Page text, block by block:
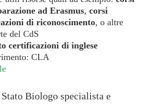
ad Erasmus, corsi
di riconoscimento, o altre
del CdS
certificazioni di inglese
CLA
Biologo specialista e